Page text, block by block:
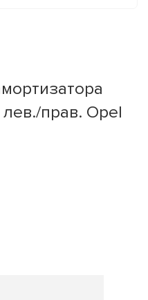
прав. Opel